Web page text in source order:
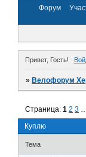
Форум
Привет, Гость!
»Велофорум
Куплю
Страница:1 2 3
Тема